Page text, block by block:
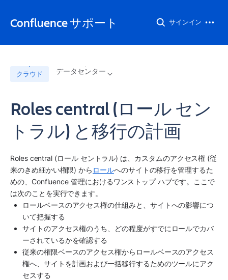
Confluence サポート サインイン
クラウド データセンター
Roles central (ロール セン
トラル) と移行の計画
Roles central (ロール セントラル) は、カスタムのアクセス権 (従
来のきめ細かい権限) から ロールへのサイトの移行を管理するた
めの、Confluence 管理におけるワンストップ ハブです。ここで
は次のことを実行できます。
ロールベースのアクセス権の仕組みと、サイトへの影響につ
いて把握する
サイトのアクセス権のうち、どの程度がすでにロールでカバ
ーされているかを確認する
従来の権限ベースのアクセス権からロールベースのアクセス
権へ、サイトを計画および一括移行するためのツールにアク
セスする